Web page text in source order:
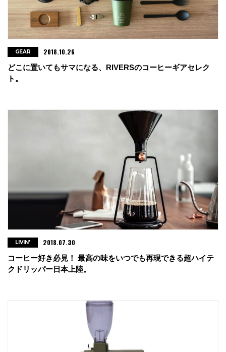
どこに置いてもサマになる、RIVERSのコーヒーギアセレク
ト。
GEAR 2018.10.26
コーヒー好き必見！ 最高の味をいつでも再現できる超ハイテ
クドリッパー日本上陸。
LIVIN' 2018.07.30